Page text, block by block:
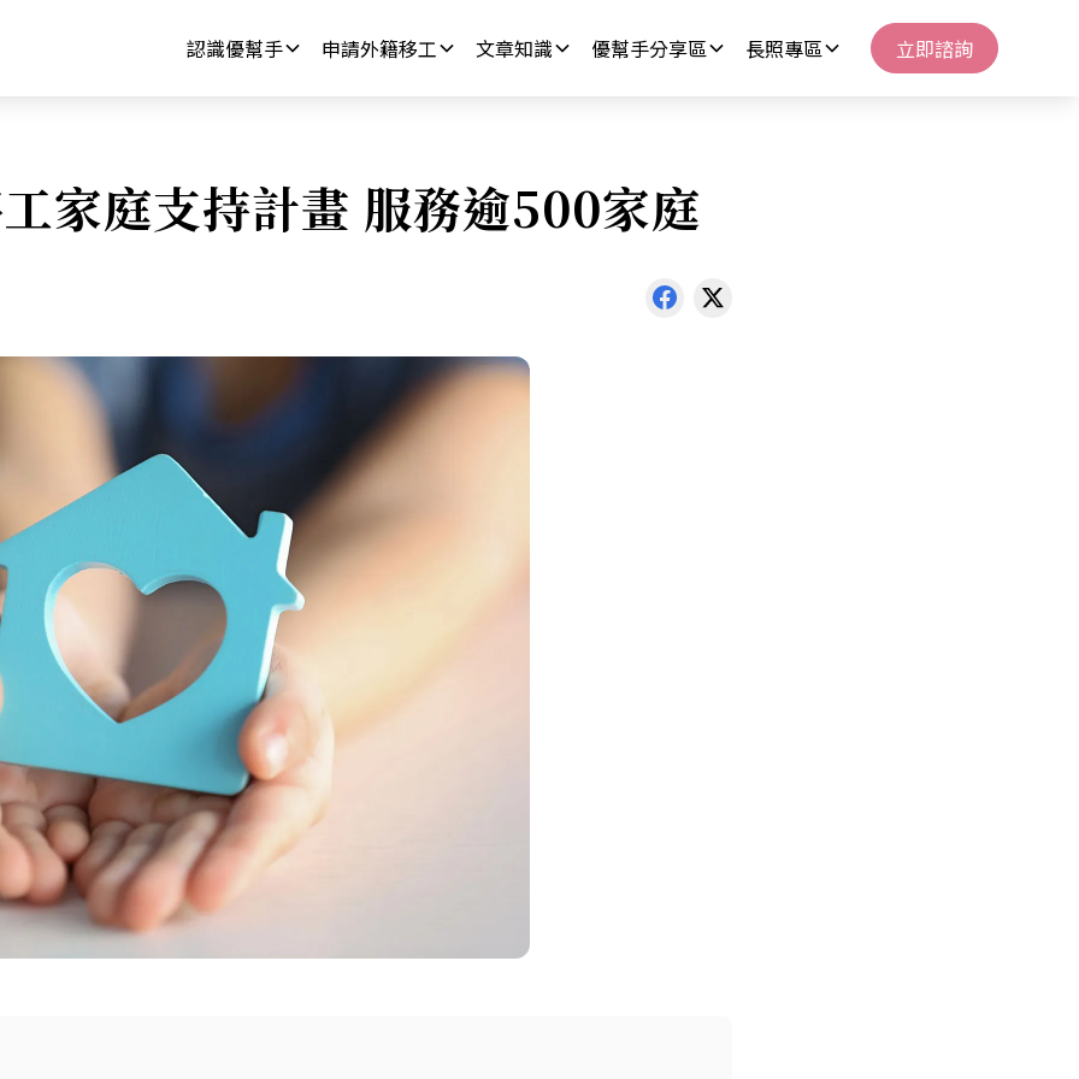
認識優幫手 申請外籍移工 文章知識 優幫手分享區 長照專區 立即諮詢
家庭支持計畫 服務逾500家庭